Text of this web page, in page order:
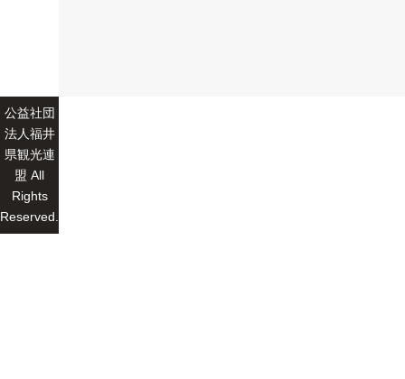
公益社団
法人福井
県観光連
盟 All
Rights
Reserved.